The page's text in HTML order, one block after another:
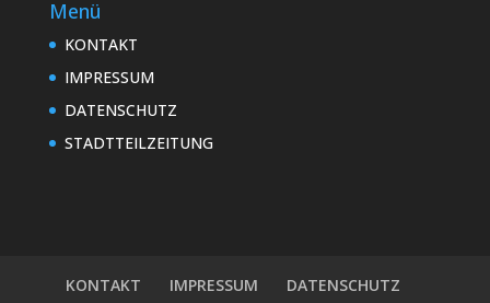
Menü
KONTAKT
IMPRESSUM
DATENSCHUTZ
STADTTEILZEITUNG
KONTAKT IMPRESSUM
DATENSCHUTZ